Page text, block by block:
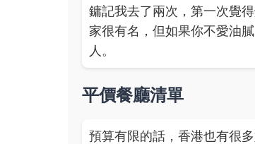
鏞記我去了兩次，第一次覺
家很有名，但如果你不愛油
人。
平價餐廳清單
預算有限的話，香港也有很